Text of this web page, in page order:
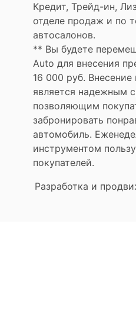
Кредит, Трейд-ин,
отделе продаж и по
автосалонов.
** Вы будете
Auto для внесения
16 000 руб. Внесение
является надежным
позволяющим
забронировать
автомобиль.
инструментом
покупателей.
Разработка и